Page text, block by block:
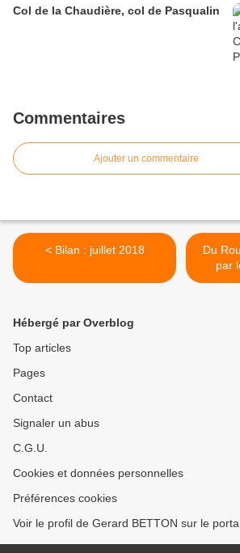
Col de la Chaudière, col de Pasqualin
Commentaires
Ajouter un commentaire
< Bilan : juillet 2018
Du
Hébergé par Overblog
Top articles
Pages
Contact
Signaler un abus
C.G.U.
Cookies et données personnelles
Préférences cookies
Voir le profil de Gerard BETTON sur le